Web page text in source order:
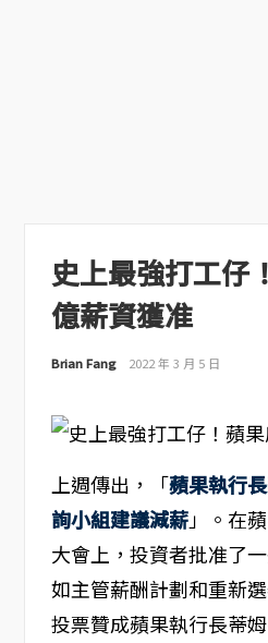
史上最強打工仔
億薪資獲准
Brian Fang 2022 年 3 月 5 日
上週傳出，「蘋果執行
詢小組建議減薪」。在
大會上，投資者批准了
如主管薪酬計劃和重新
投票贊成蘋果執行長蒂